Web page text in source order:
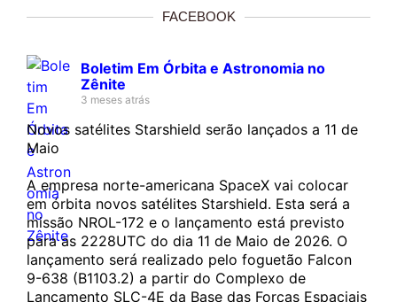
FACEBOOK
Boletim Em Órbita e Astronomia no
Zênite
3 meses atrás
Novos satélites Starshield serão lançados a 11 de
Maio
A empresa norte-americana SpaceX vai colocar
em órbita novos satélites Starshield. Esta será a
missão NROL-172 e o lançamento está previsto
para as 2228UTC do dia 11 de Maio de 2026. O
lançamento será realizado pelo foguetão Falcon
9-638 (B1103.2) a partir do Complexo de
Lançamento SLC-4E da Base das Forças Espaciais